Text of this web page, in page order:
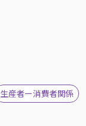
生産者ー消費者関係